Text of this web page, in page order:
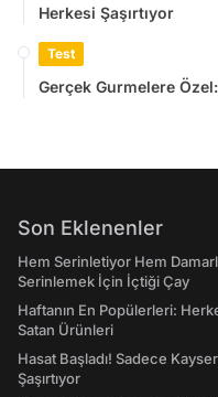
Herkesi Şaşırtıyor
Test
Gerçek Gurmelere
Son Eklenenler
Hem Serinletiyor Hem
Serinlemek İçin İçtiği Çay
Haftanın En Popülerleri:
Satan Ürünleri
Hasat Başladı! Sadece
Şaşırtıyor